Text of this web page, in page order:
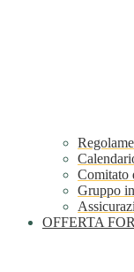
Comitato
Gruppo
OFFERTA